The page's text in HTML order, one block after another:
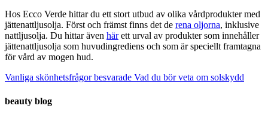
Hos Ecco Verde hittar du ett stort utbud av olika vårdprodukter med
jättenattljusolja. Först och främst finns det de rena oljorna, inklusive
nattljusolja. Du hittar även härett urval av produkter som innehåller
jättenattljusolja som huvudingrediens och som är speciellt framtagna
för vård av mogen hud.
Vanliga skönhetsfrågor besvarade Vad du bör veta om solskydd
beauty blog